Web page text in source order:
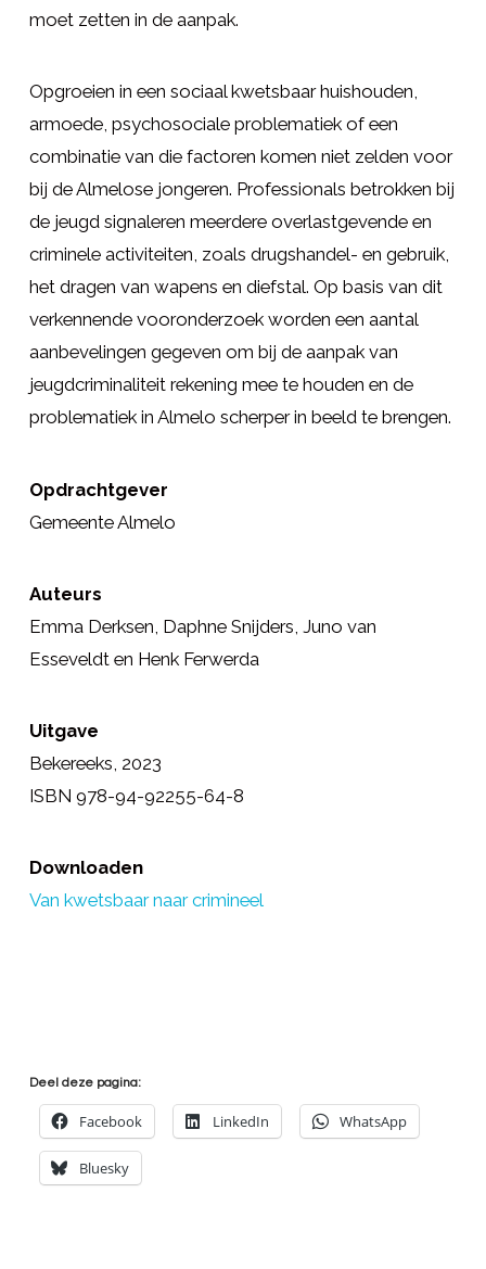
moet zetten in de aanpak.
Opgroeien in een sociaal kwetsbaar huishouden,
armoede, psychosociale problematiek of een
combinatie van die factoren komen niet zelden voor
bij de Almelose jongeren. Professionals betrokken bij
de jeugd signaleren meerdere overlastgevende en
criminele activiteiten, zoals drugshandel- en gebruik,
het dragen van wapens en diefstal. Op basis van dit
verkennende vooronderzoek worden een aantal
aanbevelingen gegeven om bij de aanpak van
jeugdcriminaliteit rekening mee te houden en de
problematiek in Almelo scherper in beeld te brengen.
Opdrachtgever
Gemeente Almelo
Auteurs
Emma Derksen, Daphne Snijders, Juno van
Esseveldt en Henk Ferwerda
Uitgave
Bekereeks, 2023
ISBN 978-94-92255-64-8
Downloaden
Van kwetsbaar naar crimineel
Deel deze pagina:
Facebook LinkedIn WhatsApp
Bluesky